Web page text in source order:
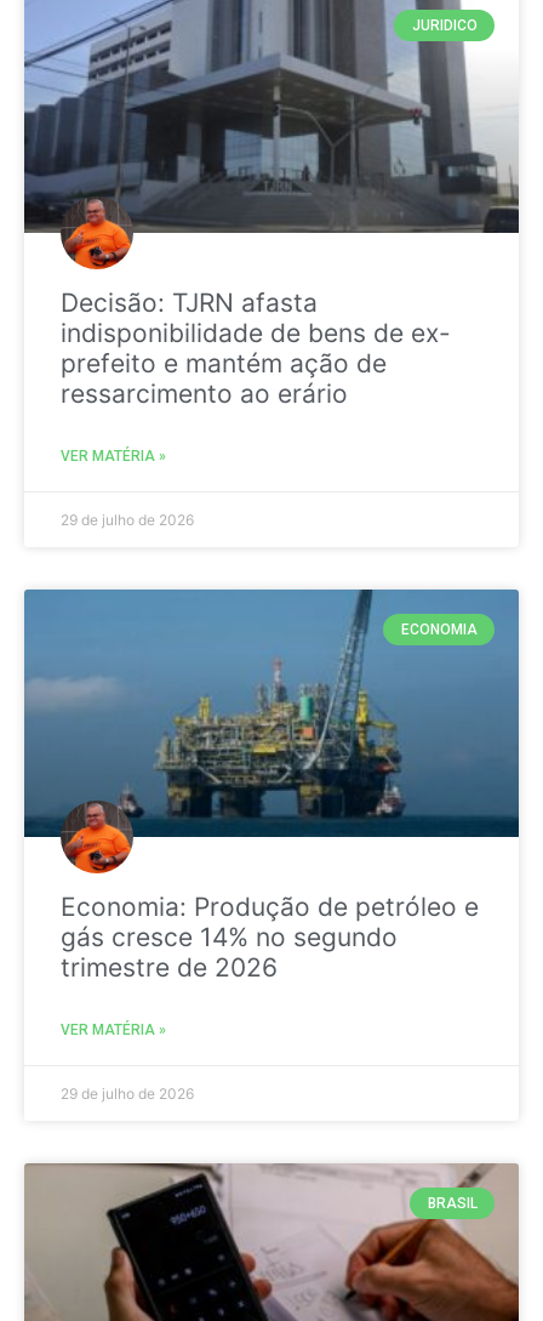
JURIDICO
Decisão: TJRN afasta
indisponibilidade de bens de ex-
prefeito e mantém ação de
ressarcimento ao erário
VER MATÉRIA »
29 de julho de 2026
ECONOMIA
Economia: Produção de petróleo e
gás cresce 14% no segundo
trimestre de 2026
VER MATÉRIA »
29 de julho de 2026
BRASIL